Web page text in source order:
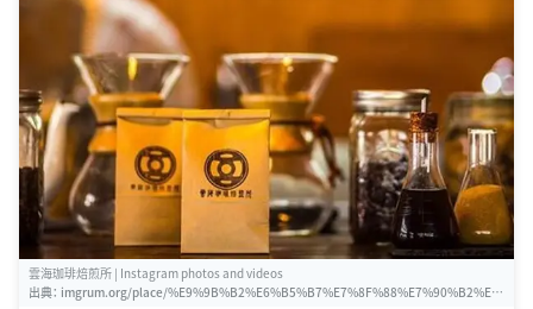
雲海珈琲焙煎所 | Instagram photos and videos
出典： imgrum.org/place/%E9%9B%B2%E6%B5%B7%E7%8F%88%E7%90%B2%E